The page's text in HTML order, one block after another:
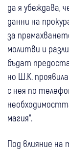
да я убеждава,
данни на
за
молитви и
бъдат
но Ш.К.
с нея по
магия“.
Под влияние